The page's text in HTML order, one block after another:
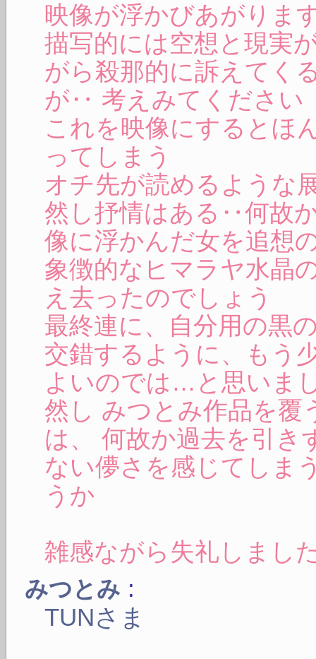
映像が浮かびあがりま
描写的には空想と現実
がら殺那的に訴えてく
が‥ 考えみてください
これを映像にするとほ
ってしまう
オチ先が読めるような
然し抒情はある‥何故
像に浮かんだ女を追想
象徴的なヒマラヤ水晶
え去ったのでしょう
最終連に、自分用の黒
交錯するように、もう
よいのでは…と思いま
然し みつとみ作品を覆
は、 何故か過去を引き
ない儚さを感じてしま
うか
雑感ながら失礼しまし
みつとみ :
TUNさま